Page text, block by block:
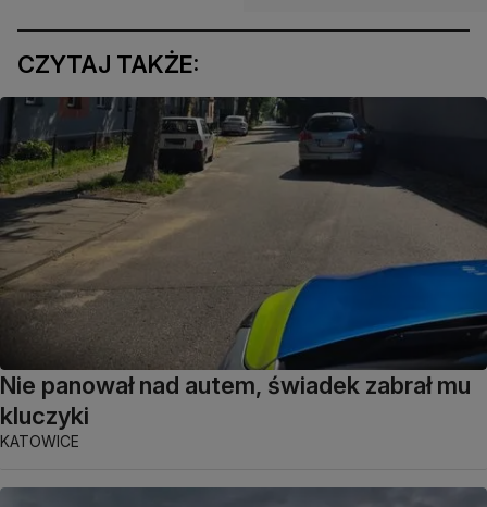
CZYTAJ TAKŻE:
Nie panował nad autem, świadek zabrał mu
kluczyki
KATOWICE